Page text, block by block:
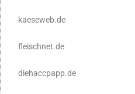
kaeseweb.de
fleischnet.de
diehaccpapp.de